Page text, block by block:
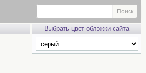
Выбрать цвет обложки сайта